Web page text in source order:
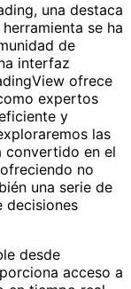
una destaca
se ha
de
interfaz
ofrece
expertos
y
las
convertido en el
no
una serie de
decisiones
desde
acceso a